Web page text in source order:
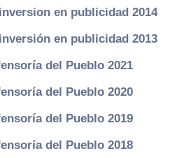
en publicidad 2014
en publicidad 2013
del Pueblo 2021
del Pueblo 2020
del Pueblo 2019
del Pueblo 2018